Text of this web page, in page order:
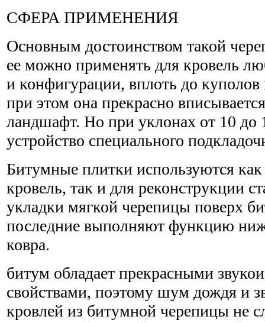
СФЕРА ПРИМЕНЕНИЯ
Основным достоинством такой
ее можно применять для кровель
и конфигурации, вплоть до
при этом она прекрасно
ландшафт. Но при уклонах от 10 до
устройство специального
Битумные плитки используются
кровель, так и для реконструкции
укладки мягкой черепицы поверх
последние выполняют функцию
ковра.
битум обладает прекрасными
свойствами, поэтому шум дождя и
кровлей из битумной черепицы не